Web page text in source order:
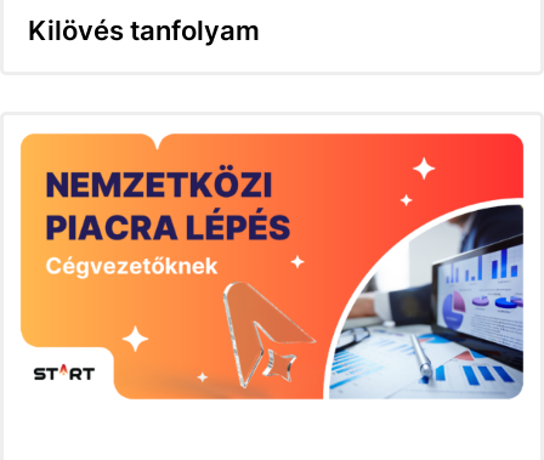
Kilövés tanfolyam